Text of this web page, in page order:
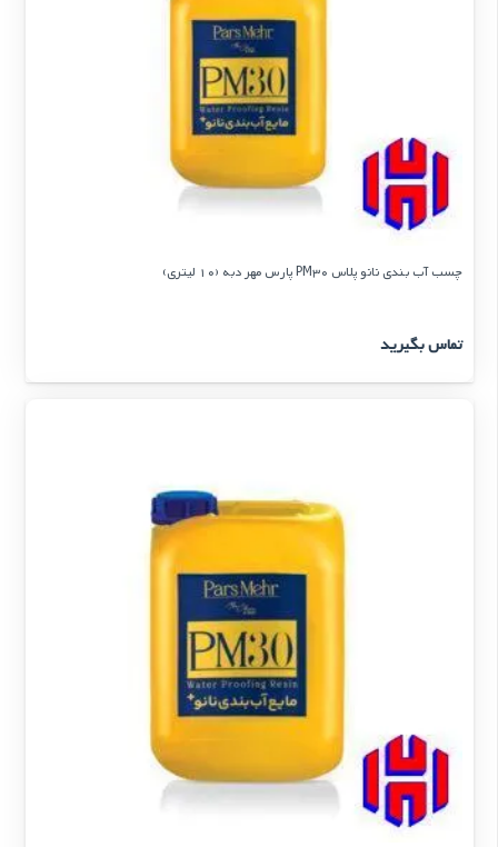
چسب آب بندی نانو پلاس PM30 پارس مهر دبه (10 لیتری)
تماس بگیرید